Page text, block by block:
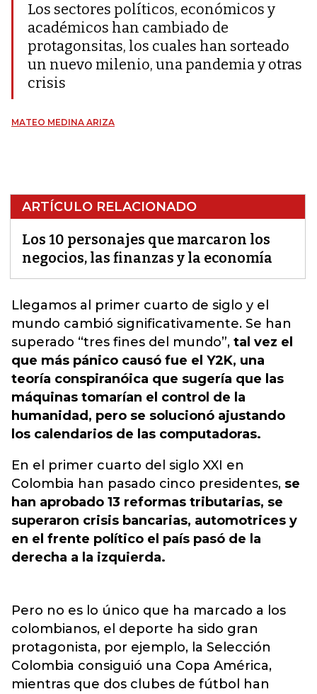
Los sectores políticos, económicos y
académicos han cambiado de
protagonsitas, los cuales han sorteado
un nuevo milenio, una pandemia y otras
crisis
MATEO MEDINA ARIZA
ARTÍCULO RELACIONADO
Los 10 personajes que marcaron los
negocios, las finanzas y la economía
Llegamos al primer cuarto de siglo y el
mundo cambió significativamente. Se han
superado “tres fines del mundo”, tal vez el
que más pánico causó fue el Y2K, una
teoría conspiranóica que sugería que las
máquinas tomarían el control de la
humanidad, pero se solucionó ajustando
los calendarios de las computadoras.
En el primer cuarto del siglo XXI en
Colombia han pasado cinco presidentes, se
han aprobado 13 reformas tributarias, se
superaron crisis bancarias, automotrices y
en el frente político el país pasó de la
derecha a la izquierda.
Pero no es lo único que ha marcado a los
colombianos, el deporte ha sido gran
protagonista, por ejemplo, la Selección
Colombia consiguió una Copa América,
mientras que dos clubes de fútbol han